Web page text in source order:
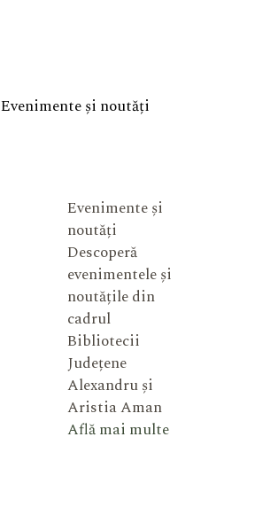
Evenimente și noutăți
Evenimente și
noutăți
Descoperă
evenimentele și
noutățile din
cadrul
Bibliotecii
Județene
Alexandru și
Aristia Aman
Află mai multe